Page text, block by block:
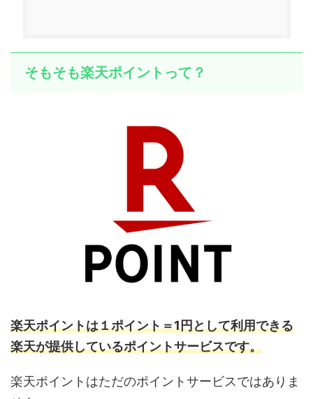
そもそも楽天ポイントって？
楽天ポイントは１ポイント＝1円として利用できる
楽天が提供しているポイントサービスです。
楽天ポイントはただのポイントサービスではありま